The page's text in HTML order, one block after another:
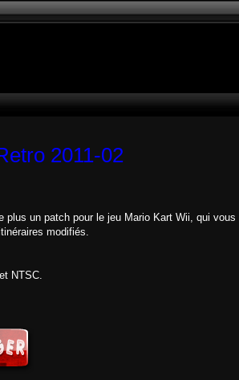
2011-02
plus un patch pour le jeu Mario Kart Wii, qui vous
modifiés.
NTSC.